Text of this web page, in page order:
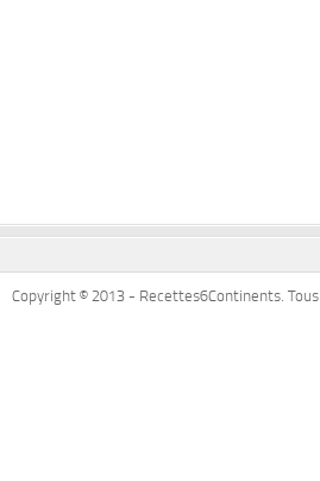
Copyright © 2013 - Recettes6Continents.